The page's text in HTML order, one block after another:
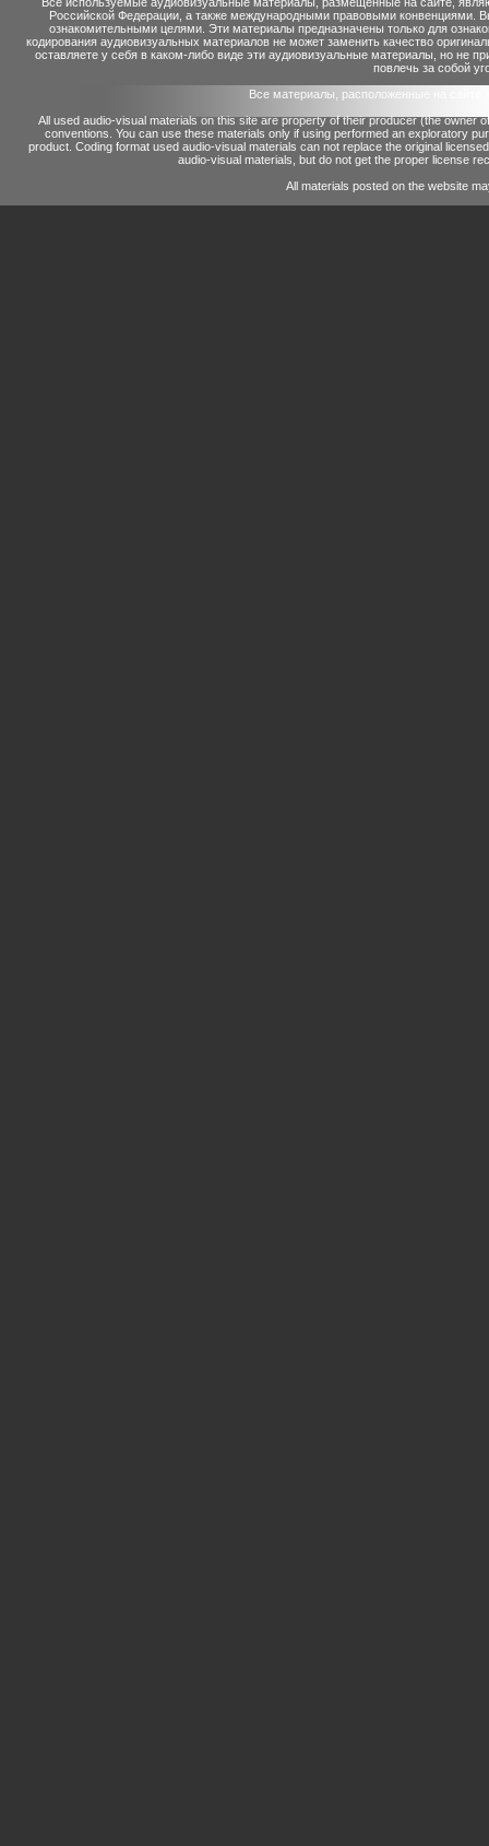
Российской Федерации, а также международными правовыми конвенциями.
ознакомительными целями. Эти материалы предназначены только для
кодирования аудиовизуальных материалов не может заменить качество
оставляете у себя в каком-либо виде эти аудиовизуальные материалы, но не
повлечь за собой
Все материалы, расположенные на сайте
All used audio-visual materials on this site are property of their producer (the owner
conventions. You can use these materials only if using performed an exploratory
product. Coding format used audio-visual materials can not replace the original
audio-visual materials, but do not get the proper license
All materials posted on the website